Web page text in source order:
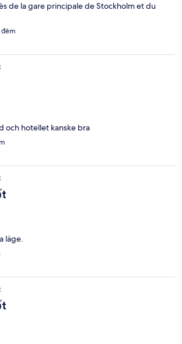
de la gare principale de Stockholm et du
och hotellet kanske bra
läge.